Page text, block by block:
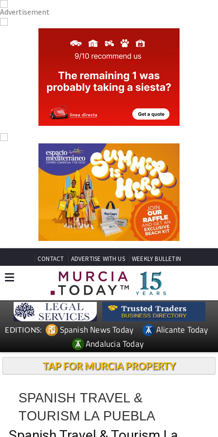
CONTACT ADVERTISE WITH US WEEKLY BULLETIN
EDITIONS: Spanish News Today
Alicante Today
Andalucia Today
TAP FOR MURCIA PROPERTY
SPANISH TRAVEL &
TOURISM LA PUEBLA